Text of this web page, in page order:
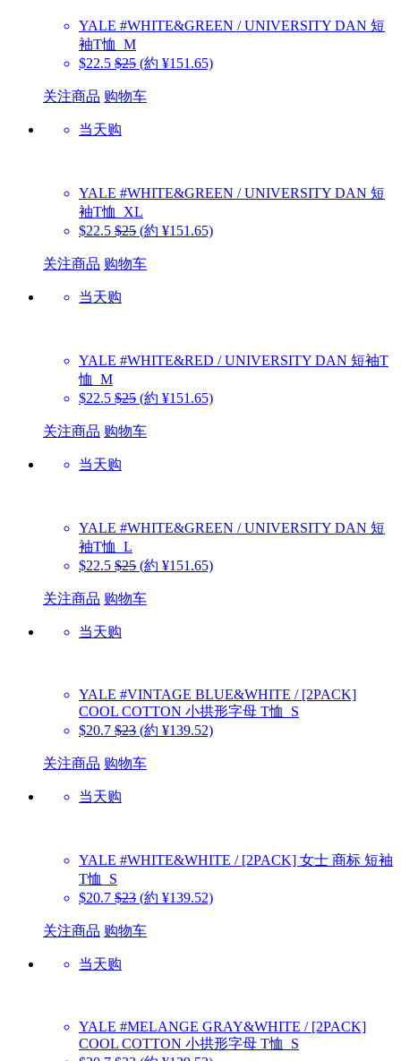
YALE #WHITE&GREEN / UNIVERSITY DAN 短
袖T恤_M
$22.5 $25 (約 ¥151.65)
关注商品 购物车
当天购
YALE #WHITE&GREEN / UNIVERSITY DAN 短
袖T恤_XL
$22.5 $25 (約 ¥151.65)
关注商品 购物车
当天购
YALE #WHITE&RED / UNIVERSITY DAN 短袖T
恤_M
$22.5 $25 (約 ¥151.65)
关注商品 购物车
当天购
YALE #WHITE&GREEN / UNIVERSITY DAN 短
袖T恤_L
$22.5 $25 (約 ¥151.65)
关注商品 购物车
当天购
YALE #VINTAGE BLUE&WHITE / [2PACK]
COOL COTTON 小拱形字母 T恤_S
$20.7 $23 (約 ¥139.52)
关注商品 购物车
当天购
YALE #WHITE&WHITE / [2PACK] 女士 商标 短袖
T恤_S
$20.7 $23 (約 ¥139.52)
关注商品 购物车
当天购
YALE #MELANGE GRAY&WHITE / [2PACK]
COOL COTTON 小拱形字母 T恤_S